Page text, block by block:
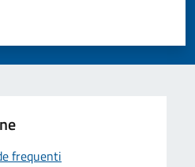
su 5
5
frequenti